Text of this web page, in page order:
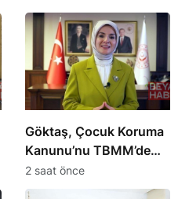
Göktaş, Çocuk Koruma
Kanunu’nu TBMM’de
yasalaştırdı
2 saat önce